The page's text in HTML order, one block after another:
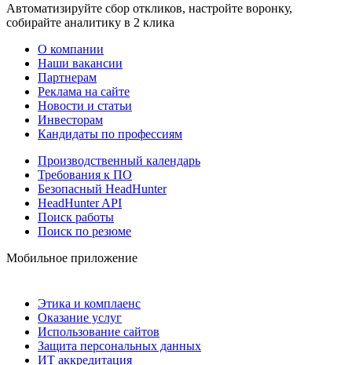
Автоматизируйте сбор откликов, настройте воронку,
собирайте аналитику в 2 клика
О компании
Наши вакансии
Партнерам
Реклама на сайте
Новости и статьи
Инвесторам
Кандидаты по профессиям
Производственный календарь
Требования к ПО
Безопасный HeadHunter
HeadHunter API
Поиск работы
Поиск по резюме
Мобильное приложение
Этика и комплаенс
Оказание услуг
Использование сайтов
Защита персональных данных
ИТ аккредитация